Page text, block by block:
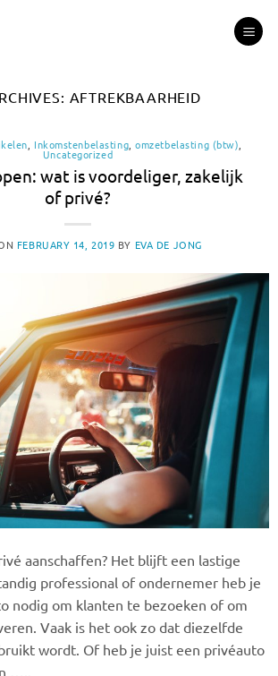
AFTREKBAARHEID
Inkomstenbelasting ,omzetbelasting (btw)
Uncategorized
wat is voordeliger, zakelijk
of privé?
FEBRUARY 14, 2019 BY EVA DE JONG
aanschaffen? Het blijft een lastige
professional of ondernemer heb je
nodig om klanten te bezoeken of om
Vaak is het ook zo dat diezelfde
wordt. Of heb je juist een privéauto
…..